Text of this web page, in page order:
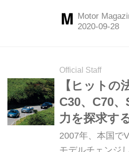
ていた。Motor
く525i（セダン
ストを行い、そ
た。（以下の試
Magazine 2007
Motor
Official Staff
【ヒットの
C30、C70
力を探求す
な挑戦だっ
2007年、本国で
モデルチェンジ